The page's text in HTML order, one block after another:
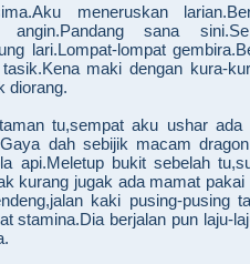
meneruskan
angin.Pandang sana
lari.Lompat-lompat
maki dengan kura-
diorang.
tu,sempat aku ushar
dah sebijik macam
api.Meletup bukit sebelah
kurang jugak ada mamat
kaki pusing-pusing
stamina.Dia berjalan pun laju-